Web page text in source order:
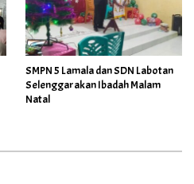
SMPN 5 Lamala dan SDN Labotan
Selenggarakan Ibadah Malam
Natal